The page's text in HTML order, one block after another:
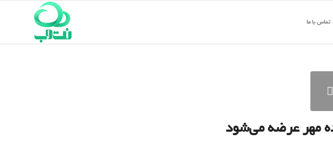
تماس با ما